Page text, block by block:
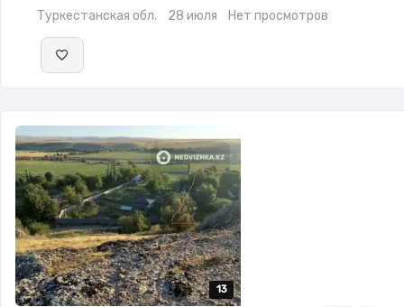
Туркестанская обл. 28 июля Нет просмотров
13
13
13
13
13